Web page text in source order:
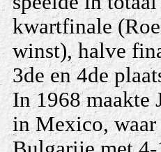
kwartfinale
winst), halve
3de en 4de
In 1968 maakte
in Mexico,